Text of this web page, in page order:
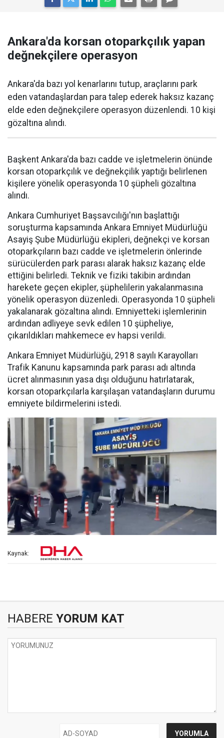
Ankara'da korsan otoparkçılık yapan
değnekçilere operasyon
Ankara'da bazı yol kenarlarını tutup, araçlarını park
eden vatandaşlardan para talep ederek haksız kazanç
elde eden değnekçilere operasyon düzenlendi. 10 kişi
gözaltına alındı.
Başkent Ankara'da bazı cadde ve işletmelerin önünde
korsan otoparkçılık ve değnekçilik yaptığı belirlenen
kişilere yönelik operasyonda 10 şüpheli gözaltına
alındı.
Ankara Cumhuriyet Başsavcılığı'nın başlattığı
soruşturma kapsamında Ankara Emniyet Müdürlüğü
Asayiş Şube Müdürlüğü ekipleri, değnekçi ve korsan
otoparkçıların bazı cadde ve işletmelerin önlerinde
sürücülerden park parası alarak haksız kazanç elde
ettiğini belirledi. Teknik ve fiziki takibin ardından
harekete geçen ekipler, şüphelilerin yakalanmasına
yönelik operasyon düzenledi. Operasyonda 10 şüpheli
yakalanarak gözaltına alındı. Emniyetteki işlemlerinin
ardından adliyeye sevk edilen 10 şüpheliye,
çıkarıldıkları mahkemece ev hapsi verildi.
Ankara Emniyet Müdürlüğü, 2918 sayılı Karayolları
Trafik Kanunu kapsamında park parası adı altında
ücret alınmasının yasa dışı olduğunu hatırlatarak,
korsan otoparkçılarla karşılaşan vatandaşların durumu
emniyete bildirmelerini istedi.
Kaynak:
HABERE YORUM KAT